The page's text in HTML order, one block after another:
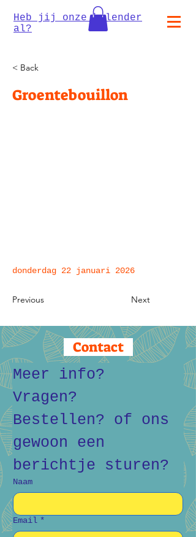
Heb jij onze kalender
al?
< Back
Groentebouillon
donderdag 22 januari 2026
Previous Next
Contact
Meer info?
Vragen?
Bestellen? of ons
gewoon een
berichtje sturen?
Naam
Email *